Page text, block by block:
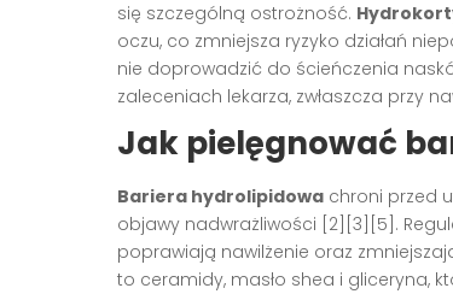
się szczególną ostrożność.
oczu, co zmniejsza ryzyko działań
nie doprowadzić do ścieńczenia
zaleceniach lekarza, zwłaszcza przy
Jak pielęgnować
Bariera hydrolipidowa chroni przed
objawy nadwrażliwości [2][3][5].
poprawiają nawilżenie oraz
to ceramidy, masło shea i gliceryna,